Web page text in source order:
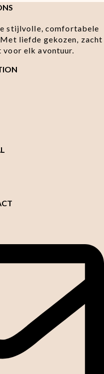
stijlvolle, comfortabele
liefde gekozen, zacht
voor elk avontuur.